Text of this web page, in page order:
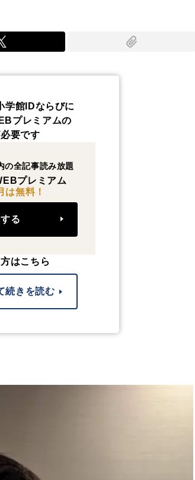
学館IDならびに
プレミアムの
要です
の全記事読み放題
プレミアム
は無料！
る
はこちら
続きを読む